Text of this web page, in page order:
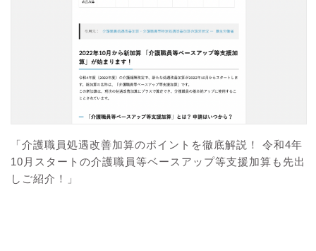
「介護職員処遇改善加算のポイントを徹底解説！ 令和4年
10月スタートの介護職員等ベースアップ等支援加算も先出
しご紹介！」